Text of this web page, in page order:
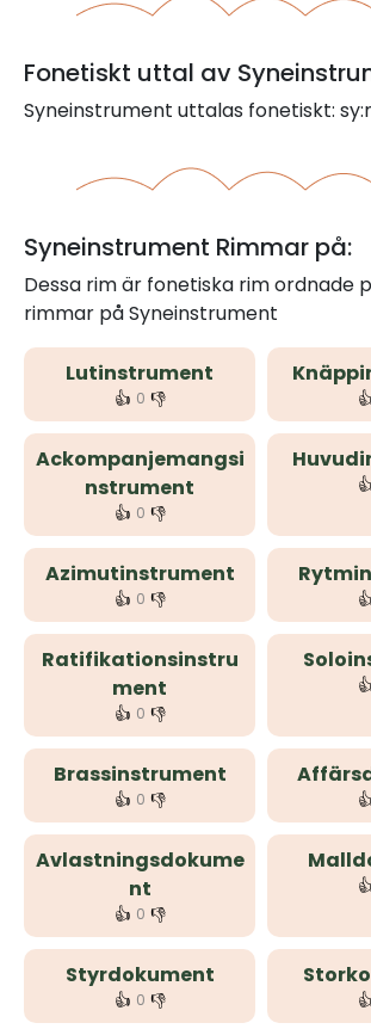
Fonetiskt uttal av
Syneinstrument uttalas fonetiskt:
Syneinstrument Rimmar på:
Dessa rim är fonetiska rim ordnade
rimmar på Syneinstrument
Lutinstrument
👍 0 👎
Ackompanjemangsi
nstrument
👍 0 👎
Azimutinstrument
👍 0 👎
Ratifikationsinstru
ment
👍 0 👎
Brassinstrument
👍 0 👎
Avlastningsdokume
nt
👍 0 👎
Styrdokument
👍 0 👎